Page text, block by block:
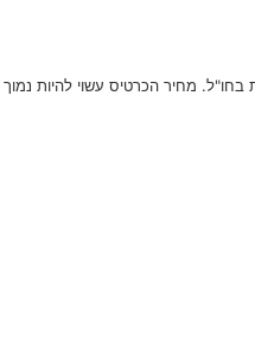
בחו"ל. מחיר הכרטיס עשוי להיות